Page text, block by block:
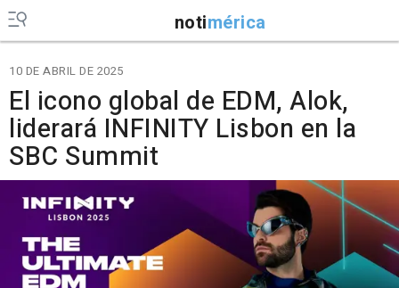
notimérica
10 DE ABRIL DE 2025
El icono global de EDM, Alok,
liderará INFINITY Lisbon en la
SBC Summit